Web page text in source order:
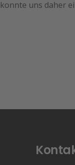
konnte uns daher